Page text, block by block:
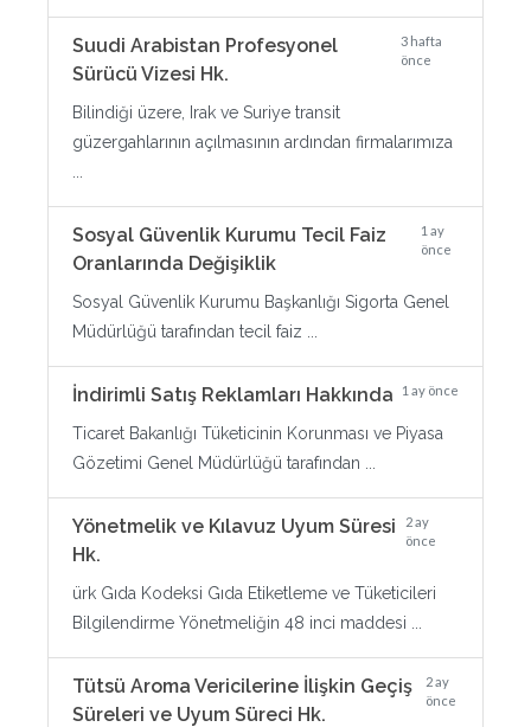
Suudi Arabistan Profesyonel
Sürücü Vizesi Hk.
3 hafta
önce
Bilindiği üzere, Irak ve Suriye transit
güzergahlarının açılmasının ardından firmalarımıza
Sosyal Güvenlik Kurumu Tecil Faiz
Oranlarında Değişiklik
1 ay
önce
Sosyal Güvenlik Kurumu Başkanlığı Sigorta Genel
Müdürlüğü tarafından tecil faiz ...
İndirimli Satış Reklamları Hakkında 1 ay önce
Ticaret Bakanlığı Tüketicinin Korunması ve Piyasa
Gözetimi Genel Müdürlüğü tarafından ...
Yönetmelik ve Kılavuz Uyum Süresi
Hk.
2 ay
önce
ürk Gıda Kodeksi Gıda Etiketleme ve Tüketicileri
Bilgilendirme Yönetmeliğin 48 inci maddesi ...
Tütsü Aroma Vericilerine İlişkin Geçiş
Süreleri ve Uyum Süreci Hk.
2 ay
önce